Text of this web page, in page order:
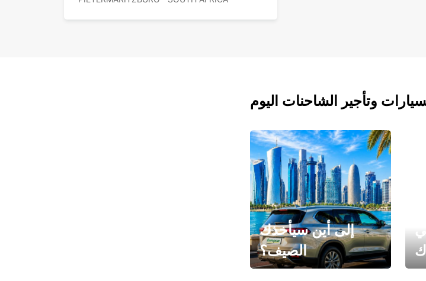
إلى أين سيأخذك
الصيف؟